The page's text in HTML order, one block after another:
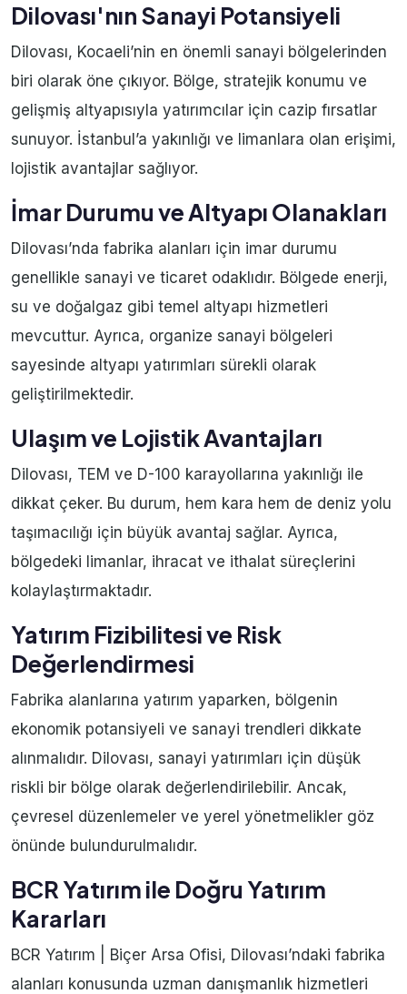
Dilovası'nın Sanayi Potansiyeli
Dilovası, Kocaeli’nin en önemli sanayi bölgelerinden
biri olarak öne çıkıyor. Bölge, stratejik konumu ve
gelişmiş altyapısıyla yatırımcılar için cazip fırsatlar
sunuyor. İstanbul’a yakınlığı ve limanlara olan erişimi,
lojistik avantajlar sağlıyor.
İmar Durumu ve Altyapı Olanakları
Dilovası’nda fabrika alanları için imar durumu
genellikle sanayi ve ticaret odaklıdır. Bölgede enerji,
su ve doğalgaz gibi temel altyapı hizmetleri
mevcuttur. Ayrıca, organize sanayi bölgeleri
sayesinde altyapı yatırımları sürekli olarak
geliştirilmektedir.
Ulaşım ve Lojistik Avantajları
Dilovası, TEM ve D-100 karayollarına yakınlığı ile
dikkat çeker. Bu durum, hem kara hem de deniz yolu
taşımacılığı için büyük avantaj sağlar. Ayrıca,
bölgedeki limanlar, ihracat ve ithalat süreçlerini
kolaylaştırmaktadır.
Yatırım Fizibilitesi ve Risk
Değerlendirmesi
Fabrika alanlarına yatırım yaparken, bölgenin
ekonomik potansiyeli ve sanayi trendleri dikkate
alınmalıdır. Dilovası, sanayi yatırımları için düşük
riskli bir bölge olarak değerlendirilebilir. Ancak,
çevresel düzenlemeler ve yerel yönetmelikler göz
önünde bulundurulmalıdır.
BCR Yatırım ile Doğru Yatırım
Kararları
BCR Yatırım | Biçer Arsa Ofisi, Dilovası’ndaki fabrika
alanları konusunda uzman danışmanlık hizmetleri